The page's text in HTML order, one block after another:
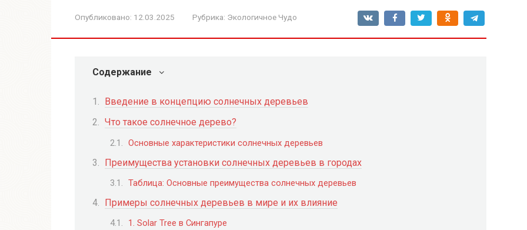
Опубликовано: 12.03.2025 Рубрика: Экологичное Чудо
Содержание
Введение в концепцию солнечных деревьев
Что такое солнечное дерево?
Основные характеристики солнечных деревьев
Преимущества установки солнечных деревьев в городах
Таблица: Основные преимущества солнечных деревьев
Примеры солнечных деревьев в мире и их влияние
1. Solar Tree в Сингапуре